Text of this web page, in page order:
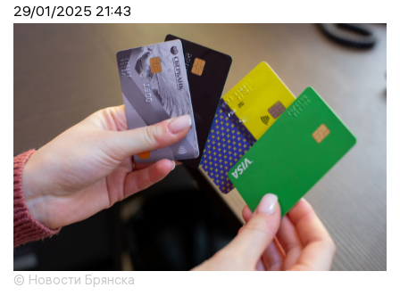
29/01/2025 21:43
© Новости Брянска